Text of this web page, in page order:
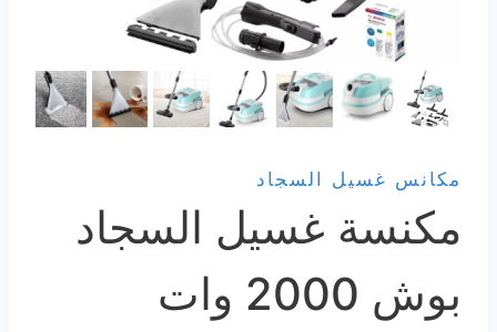
مكانس غسيل السجاد
مكنسة غسيل السجاد
بوش 2000 وات